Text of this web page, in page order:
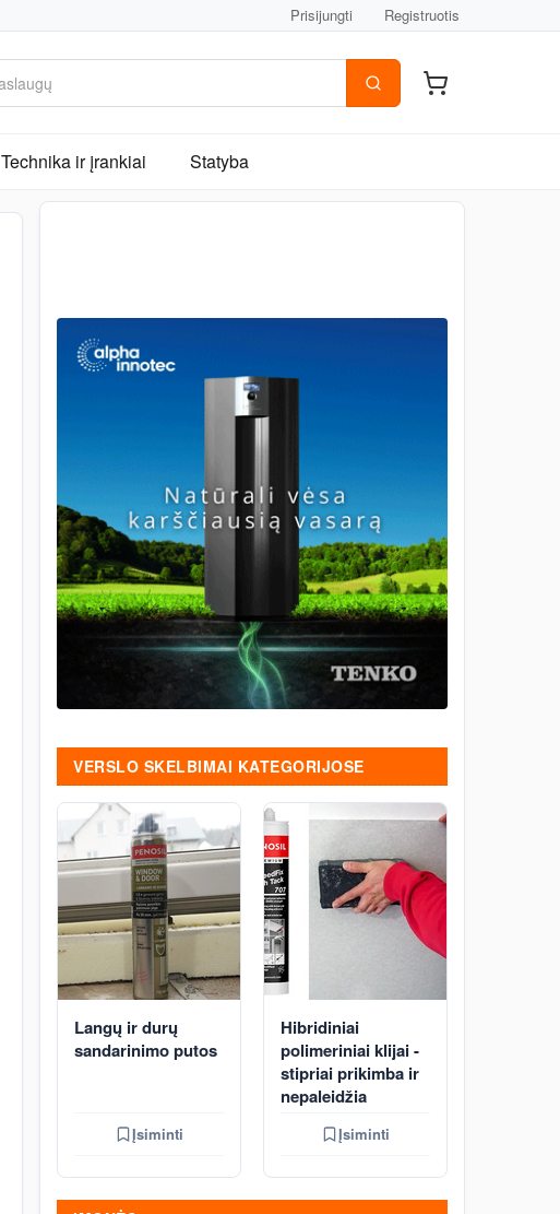
Prisijungti Registruotis
Technika ir įrankiai Statyba
VERSLO SKELBIMAI KATEGORIJOSE
Langų ir durų
sandarinimo putos
Įsiminti
Hibridiniai
polimeriniai klijai -
stipriai prikimba ir
nepaleidžia
Įsiminti